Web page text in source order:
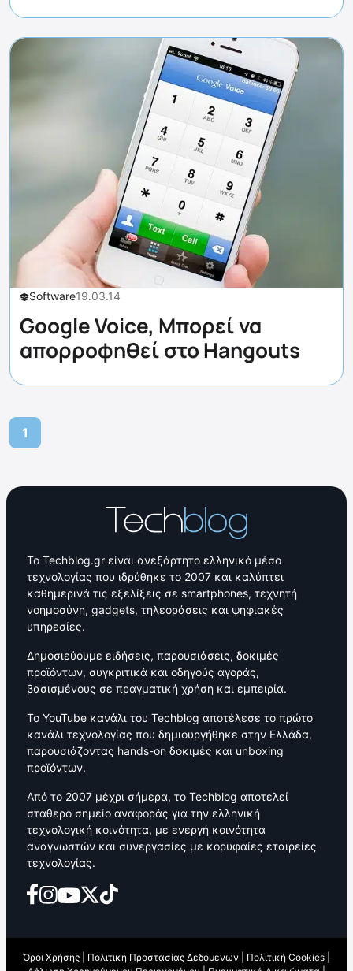
Software19.03.14
Google Voice, Μπορεί να
απορροφηθεί στο Hangouts
1
Το Techblog.gr είναι ανεξάρτητο ελληνικό μέσο
τεχνολογίας που ιδρύθηκε το 2007 και καλύπτει
καθημερινά τις εξελίξεις σε smartphones, τεχνητή
νοημοσύνη, gadgets, τηλεοράσεις και ψηφιακές
υπηρεσίες.
Δημοσιεύουμε ειδήσεις, παρουσιάσεις, δοκιμές
προϊόντων, συγκριτικά και οδηγούς αγοράς,
βασισμένους σε πραγματική χρήση και εμπειρία.
Το YouTube κανάλι του Techblog αποτέλεσε το πρώτο
κανάλι τεχνολογίας που δημιουργήθηκε στην Ελλάδα,
παρουσιάζοντας hands-on δοκιμές και unboxing
προϊόντων.
Από το 2007 μέχρι σήμερα, το Techblog αποτελεί
σταθερό σημείο αναφοράς για την ελληνική
τεχνολογική κοινότητα, με ενεργή κοινότητα
αναγνωστών και συνεργασίες με κορυφαίες εταιρείες
τεχνολογίας.
Όροι Χρήσης Πολιτική Προστασίας Δεδομένων Πολιτική Cookies